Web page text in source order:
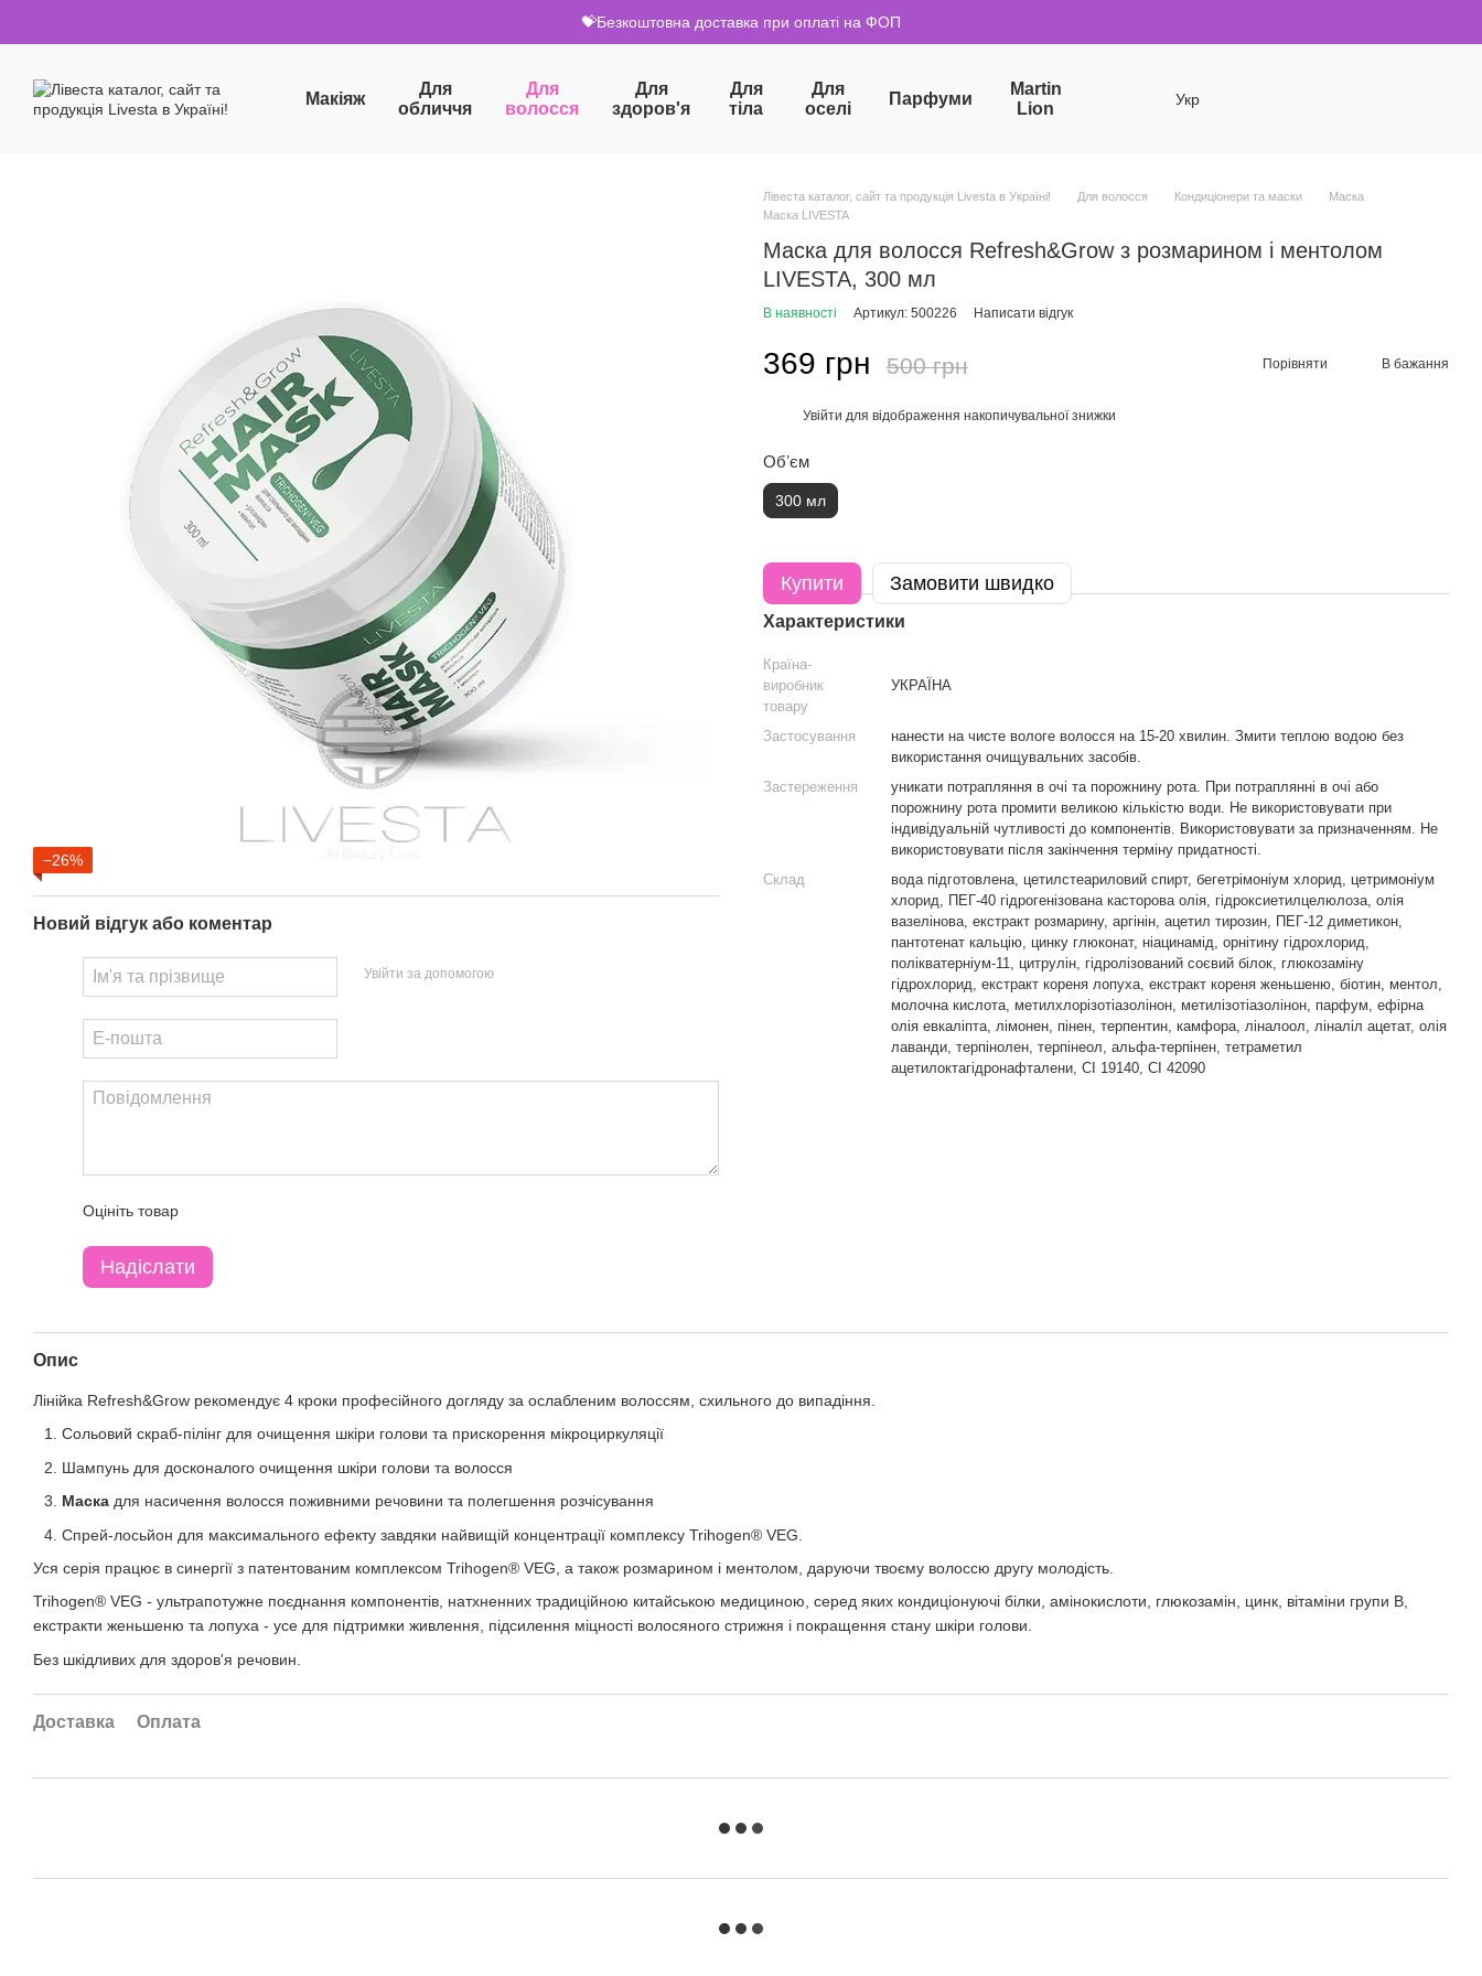
💝Безкоштовна доставка при оплаті на ФОП
Макіяж
Для
обличчя
Для
волосся
Для
здоров'я
Для
тіла
Для
оселі
Парфуми
Martin
Lion
Укр
−26%
Новий відгук або коментар
Увійти за допомогою
Оцініть товар
Надіслати
Лівеста каталог, сайт та продукція Livesta в Україні! Для волосся Кондиціонери та маски
Маска
Маска LIVESTA
Маска для волосся Refresh&Grow з розмарином і ментолом
LIVESTA, 300 мл
В наявності Артикул: 500226 Написати відгук
369 грн 500 грн Порівняти В бажання
Увійти для відображення накопичувальної знижки
Обʼєм
300 мл
Купити Замовити швидко
Характеристики
Країна-
виробник
товару
УКРАЇНА
Застосування
нанести на чисте вологе волосся на 15-20 хвилин. Змити теплою водою без
використання очищувальних засобів.
Застереження
уникати потрапляння в очі та порожнину рота. При потраплянні в очі або
порожнину рота промити великою кількістю води. Не використовувати при
індивідуальній чутливості до компонентів. Використовувати за призначенням. Не
використовувати після закінчення терміну придатності.
Склад
вода підготовлена, цетилстеариловий спирт, бегетрімоніум хлорид, цетримоніум
хлорид, ПЕГ-40 гідрогенізована касторова олія, гідроксиетилцелюлоза, олія
вазелінова, екстракт розмарину, аргінін, ацетил тирозин, ПЕГ-12 диметикон,
пантотенат кальцію, цинку глюконат, ніацинамід, орнітину гідрохлорид,
полікватерніум-11, цитрулін, гідролізований соєвий білок, глюкозаміну
гідрохлорид, екстракт кореня лопуха, екстракт кореня женьшеню, біотин, ментол,
молочна кислота, метилхлорізотіазолінон, метилізотіазолінон, парфум, ефірна
олія евкаліпта, лімонен, пінен, терпентин, камфора, ліналоол, ліналіл ацетат, олія
лаванди, терпінолен, терпінеол, альфа-терпінен, тетраметил
ацетилоктагідронафталени, CI 19140, CI 42090
Опис
Лінійка Refresh&Grow рекомендує 4 кроки професійного догляду за ослабленим волоссям, схильного до випадіння.
Сольовий скраб-пілінг для очищення шкіри голови та прискорення мікроциркуляції
Шампунь для досконалого очищення шкіри голови та волосся
Маска для насичення волосся поживними речовини та полегшення розчісування
Спрей-лосьйон для максимального ефекту завдяки найвищій концентрації комплексу Trihogen® VEG.
Уся серія працює в синергії з патентованим комплексом Trihogen® VEG, а також розмарином і ментолом, даруючи твоєму волоссю другу молодість.
Trihogen® VEG - ультрапотужне поєднання компонентів, натхненних традиційною китайською медициною, серед яких кондиціонуючі білки, амінокислоти, глюкозамін, цинк, вітаміни групи В,
екстракти женьшеню та лопуха - усе для підтримки живлення, підсилення міцності волосяного стрижня і покращення стану шкіри голови.
Без шкідливих для здоров'я речовин.
Доставка Оплата